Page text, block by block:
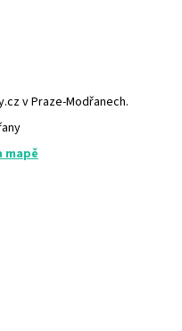
v Praze-Modřanech.
mapě